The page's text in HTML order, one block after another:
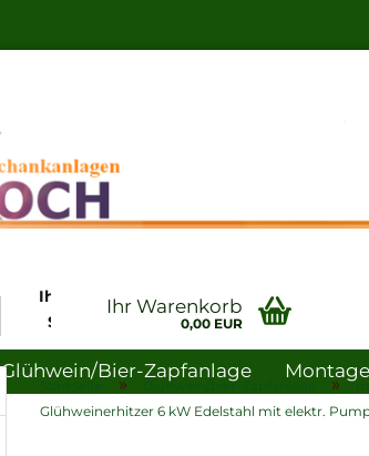
Suche...Ihr Profi in Sachen
Schankanlagen-
und
Gastronomiebedarf
Ihr Warenkorb
0,00 EUR
Glühwein/bier-Zapfanlage
Hygiene
» Glühwein/bier-Zapfanlage »
Glühweinerhitzer 6 kW Edelstahl mit elektr.